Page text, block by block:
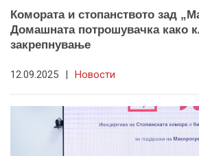
Комората и стопанството зад
Домашната потрошувачка како
закрепнување
12.09.2025 | Новости